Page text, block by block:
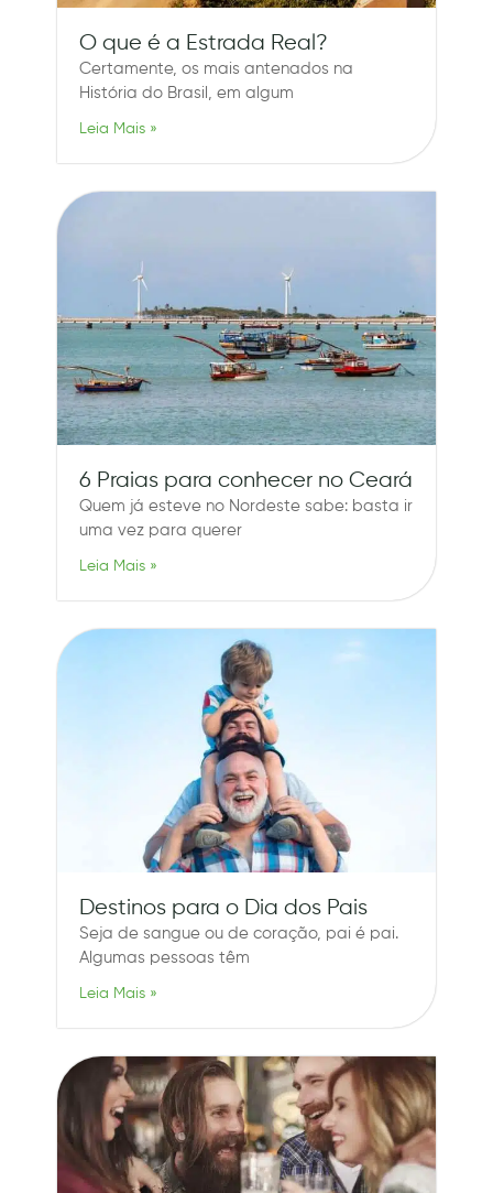
O que é a Estrada Real?
Certamente, os mais antenados na
História do Brasil, em algum
Leia Mais »
6 Praias para conhecer no Ceará
Quem já esteve no Nordeste sabe: basta ir
uma vez para querer
Leia Mais »
Destinos para o Dia dos Pais
Seja de sangue ou de coração, pai é pai.
Algumas pessoas têm
Leia Mais »